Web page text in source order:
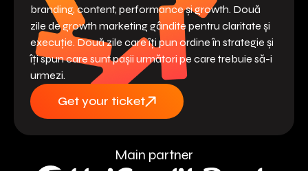
branding, content, performance și growth. Două
zile de growth marketing gândite pentru claritate și
execuție. Două zile care îți pun ordine în strategie și
îți spun care sunt pașii următori pe care trebuie să-i
urmezi.
Get your ticket
Main partner